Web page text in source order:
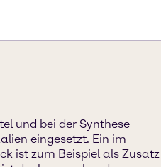
und bei der Synthese
eingesetzt. Ein im
ist zum Beispiel als Zusatz